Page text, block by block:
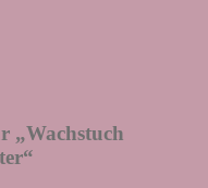
„Wachstuch